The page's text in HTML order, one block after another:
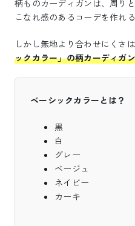
柄ものカーディガンは、周り
こなれ感のあるコーデを作れ
しかし無地より合わせにくさ
ックカラー」の柄カーディガ
ベーシックカラーとは？
黒
白
グレー
ベージュ
ネイビー
カーキ